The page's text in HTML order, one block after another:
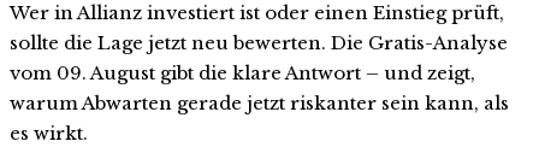
Wer in Allianz investiert ist oder einen Einstieg prüft,
sollte die Lage jetzt neu bewerten. Die Gratis-Analyse
vom 09. August gibt die klare Antwort – und zeigt,
warum Abwarten gerade jetzt riskanter sein kann, als
es wirkt.